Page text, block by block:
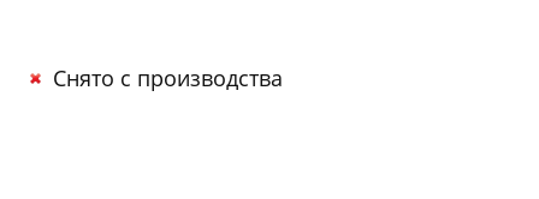
Снято с производства